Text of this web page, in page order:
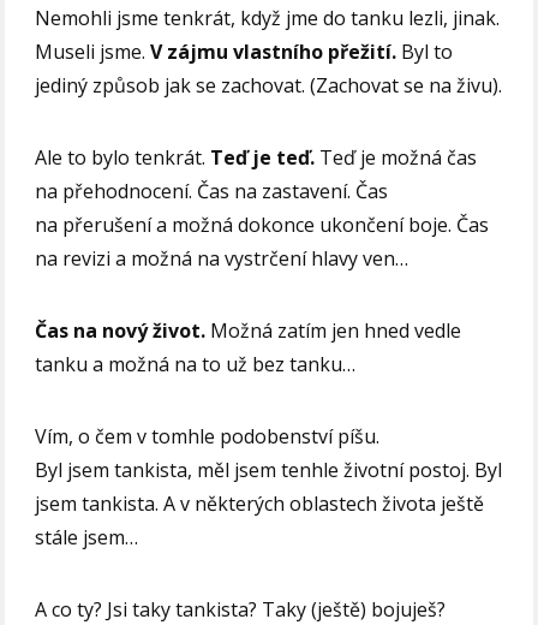
Nemohli jsme tenkrát, když jme do tanku lezli, jinak.
Museli jsme.V zájmu vlastního přežití. Byl to
jediný způsob jak se zachovat. (Zachovat se na živu).
Ale to bylo tenkrát. Teď je teď. Teď je možná čas
na přehodnocení. Čas na zastavení. Čas
na přerušení a možná dokonce ukončení boje. Čas
na revizi a možná na vystrčení hlavy ven…
Čas na nový život. Možná zatím jen hned vedle
tanku a možná na to už bez tanku…
Vím, o čem v tomhle podobenství píšu.
Byl jsem tankista, měl jsem tenhle životní postoj. Byl
jsem tankista. A v některých oblastech života ještě
stále jsem…
A co ty? Jsi taky tankista? Taky (ještě) bojuješ?